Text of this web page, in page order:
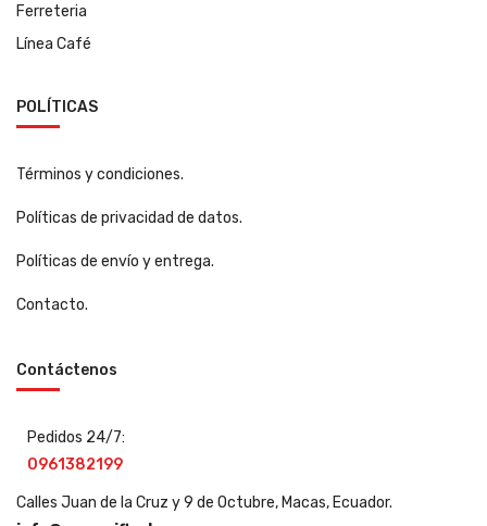
Ferreteria
Línea Café
POLÍTICAS
Términos y condiciones.
Políticas de privacidad de datos.
Políticas de envío y entrega.
Contacto.
Contáctenos
Pedidos 24/7:
0961382199
Calles Juan de la Cruz y 9 de Octubre, Macas, Ecuador.